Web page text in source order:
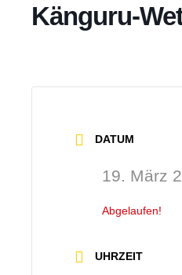
Känguru-
DATUM
19. März
Abgelaufen!
UHRZEIT